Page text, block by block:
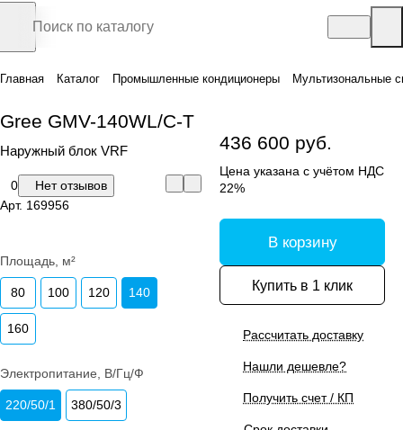
Главная Каталог Промышленные кондиционеры Мультизональные
Gree GMV-140WL/C-T
Наружный блок VRF
0
Нет отзывов
Арт. 169956
Площадь, м²
80 100 120 140
160
Электропитание, В/Гц/Ф
220/50/1 380/50/3
436 600 руб.
Цена указана с учётом НДС
22%
В корзину
Купить в 1 клик
Рассчитать доставку
Нашли дешевле?
Получить счет / КП